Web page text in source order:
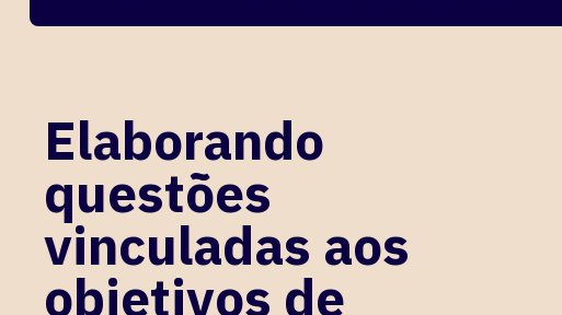
Elaborando
questões
vinculadas aos
objetivos de